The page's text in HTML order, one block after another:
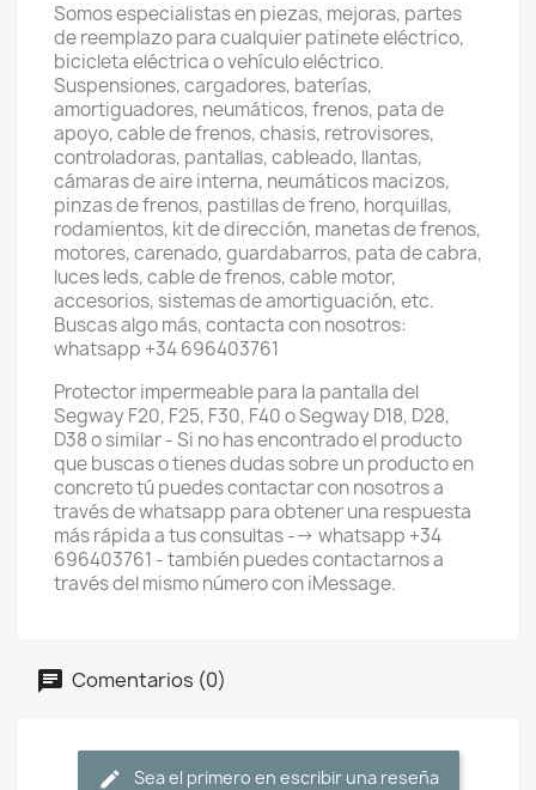
Somos especialistas en piezas, mejoras, partes
de reemplazo para cualquier patinete eléctrico,
bicicleta eléctrica o vehículo eléctrico.
Suspensiones, cargadores, baterías,
amortiguadores, neumáticos, frenos, pata de
apoyo, cable de frenos, chasis, retrovisores,
controladoras, pantallas, cableado, llantas,
cámaras de aire interna, neumáticos macizos,
pinzas de frenos, pastillas de freno, horquillas,
rodamientos, kit de dirección, manetas de frenos,
motores, carenado, guardabarros, pata de cabra,
luces leds, cable de frenos, cable motor,
accesorios, sistemas de amortiguación, etc.
Buscas algo más, contacta con nosotros:
whatsapp +34 696403761
Protector impermeable para la pantalla del
Segway F20, F25, F30, F40 o Segway D18, D28,
D38 o similar - Si no has encontrado el producto
que buscas o tienes dudas sobre un producto en
concreto tú puedes contactar con nosotros a
través de whatsapp para obtener una respuesta
más rápida a tus consultas --> whatsapp +34
696403761 - también puedes contactarnos a
través del mismo número con iMessage.
Comentarios (0)
Sea el primero en escribir una reseña